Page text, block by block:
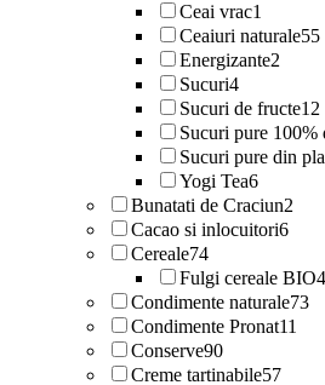
Ceai vrac1
Ceaiuri naturale55
Energizante2
Sucuri4
Sucuri de fructe12
Sucuri pure 100%
Sucuri pure din
Yogi Tea6
Bunatati de Craciun2
Cacao si inlocuitori6
Cereale74
Fulgi cereale BIO
Condimente naturale73
Condimente Pronat11
Conserve90
Creme tartinabile57